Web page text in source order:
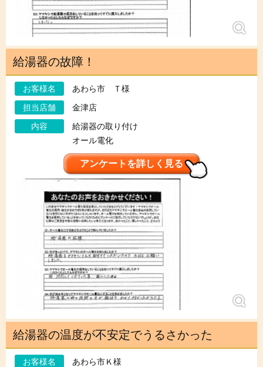
給湯器の故障！
お客様名
あわら市 Ｔ様
担当店舗
金津店
内容
給湯器の取り付け
オール電化
アンケートを詳しく見る
給湯器の温度が不安定でうるさかった
お客様名
あわら市Ｋ様